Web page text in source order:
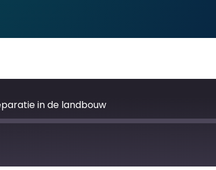
in de landbouw